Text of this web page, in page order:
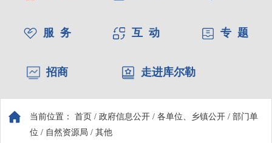
服 务 互 动 专 题
招商 走进库尔勒
当前位置： 首页 / 政府信息公开 / 各单位、乡镇公开 / 部门单
位 / 自然资源局 / 其他